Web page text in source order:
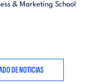
& Marketing School
DE NOTICIAS